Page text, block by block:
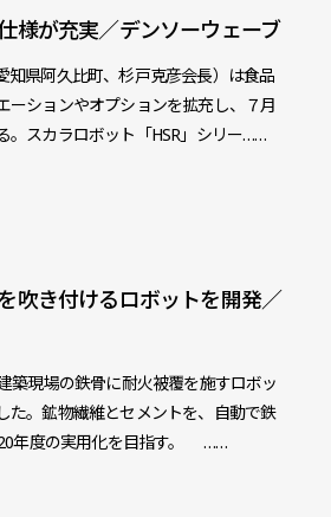
様が充実／デンソーウェーブ
知県阿久比町、杉戸克彦会長）は食品
ーションやオプションを拡充し、７月
。スカラロボット「HSR」シリー……
吹き付けるロボットを開発／
築現場の鉄骨に耐火被覆を施すロボッ
た。鉱物繊維とセメントを、自動で鉄
年度の実用化を目指す。 ……